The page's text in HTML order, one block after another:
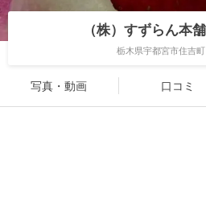
（株）すずらん本
栃木県宇都宮市住吉
写真・動画 口コミ